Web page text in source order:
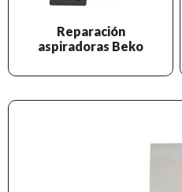
Reparación
aspiradoras Beko